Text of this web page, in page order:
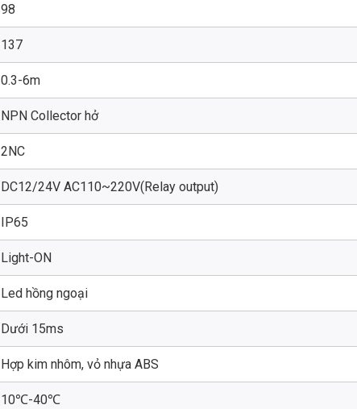
98
137
0.3-6m
NPN Collector hở
2NC
DC12/24V AC110~220V(Relay output)
IP65
Light-ON
Led hồng ngoại
Dưới 15ms
Hợp kim nhôm, vỏ nhựa ABS
10℃-40℃